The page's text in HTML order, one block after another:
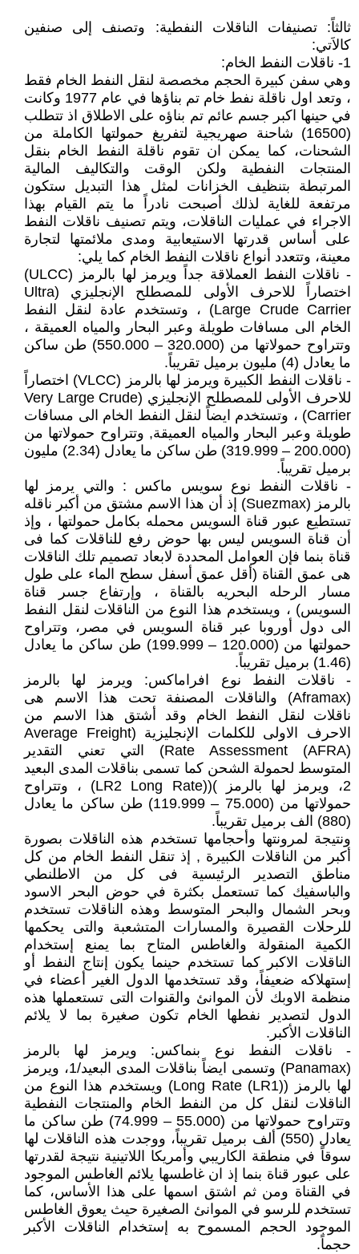
ثالثاً: تصنيفات الناقلات النفطية: وتصنف إلى صنفين
كالاَتي:
1- ناقلات النفط الخام:
وهي سفن كبيرة الحجم مخصصة لنقل النفط الخام فقط
، وتعد اول ناقلة نفط خام تم بناؤها في عام 1977 وكانت
في حينها اكبر جسم عائم تم بناؤه على الاطلاق اذ تتطلب
(16500) شاحنة صهريجية لتفريغ حمولتها الكاملة من
الشحنات، كما يمكن ان تقوم ناقلة النفط الخام بنقل
المنتجات النفطية ولكن الوقت والتكاليف المالية
المرتبطة بتنظيف الخزانات لمثل هذا التبديل ستكون
مرتفعة للغاية لذلك أصبحت نادراً ما يتم القيام بهذا
الاجراء في عمليات الناقلات، ويتم تصنيف ناقلات النفط
على أساس قدرتها الاستيعابية ومدى ملائمتها لتجارة
معينة، وتتعدد أنواع ناقلات النفط الخام كما يلي:
- ناقلات النفط العملاقة جداً ويرمز لها بالرمز (ULCC)
اختصاراً للاحرف الأولى للمصطلح الإنجليزي (Ultra
Large Crude Carrier) ، وتستخدم عادة لنقل النفط
الخام الى مسافات طويلة وعبر البحار والمياه العميقة ،
وتتراوح حمولاتها من (320.000 – 550.000) طن ساكن
ما يعادل (4) مليون برميل تقريباً.
- ناقلات النفط الكبيرة ويرمز لها بالرمز (VLCC) اختصاراً
للاحرف الأولى للمصطلح الإنجليزي (Very Large Crude
Carrier) ، وتستخدم ايضاً لنقل النفط الخام الى مسافات
طويلة وعبر البحار والمياه العميقة, وتتراوح حمولاتها من
(200.000 – 319.999) طن ساكن ما يعادل (2.34) مليون
برميل تقريباً.
- ناقلات النفط نوع سويس ماكس : والتي يرمز لها
بالرمز (Suezmax) إذ أن هذا الاسم مشتق من أكبر ناقله
تستطيع عبور قناة السويس محمله بكامل حمولتها ، وإذ
أن قناة السويس ليس بها حوض رفع للناقلات كما فى
قناة بنما فإن العوامل المحددة لابعاد تصميم تلك الناقلات
هى عمق القناة (أقل عمق أسفل سطح الماء على طول
مسار الرحله البحريه بالقناة ، وإرتفاع جسر قناة
السويس) ، ويستخدم هذا النوع من الناقلات لنقل النفط
الى دول أوروبا عبر قناة السويس في مصر، وتتراوح
حمولتها من (120.000 – 199.999) طن ساكن ما يعادل
(1.46) برميل تقريباً.
- ناقلات النفط نوع افراماكس: ويرمز لها بالرمز
(Aframax) والناقلات المصنفة تحت هذا الاسم هى
ناقلات لنقل النفط الخام وقد أشتق هذا الاسم من
الاحرف الاولى للكلمات الإنجليزية (Average Freight
Rate Assessment (AFRA)) التي تعني التقدير
المتوسط لحمولة الشحن كما تسمى بناقلات المدى البعيد
2، ويرمز لها بالرمز )((LR2 Long Rate) ، وتتراوح
حمولاتها من (75.000 – 119.999) طن ساكن ما يعادل
(880) الف برميل تقريباً.
ونتيجة لمرونتها وأحجامها تستخدم هذه الناقلات بصورة
أكبر من الناقلات الكبيرة , إذ تنقل النفط الخام من كل
مناطق التصدير الرئيسية فى كل من الاطلنطي
والباسفيك كما تستعمل بكثرة في حوض البحر الاسود
وبحر الشمال والبحر المتوسط وهذه الناقلات تستخدم
للرحلات القصيرة والمسارات المتشعبة والتى يحكمها
الكمية المنقولة والغاطس المتاح بما يمنع إستخدام
الناقلات الاكبر كما تستخدم حينما يكون إنتاج النفط أو
إستهلاكه ضعيفاً، وقد تستخدمها الدول الغير أعضاء في
منظمة الاوبك لأن الموانئ والقنوات التى تستعملها هذه
الدول لتصدير نفطها الخام تكون صغيرة بما لا يلائم
الناقلات الأكبر.
- ناقلات النفط نوع بنماكس: ويرمز لها بالرمز
(Panamax) وتسمى ايضاً بناقلات المدى البعيد/1، ويرمز
لها بالرمز (Long Rate (LR1)) ويستخدم هذا النوع من
الناقلات لنقل كل من النفط الخام والمنتجات النفطية
وتتراوح حمولاتها من (55.000 – 74.999) طن ساكن ما
يعادل (550) ألف برميل تقريباً، ووجدت هذه الناقلات لها
سوقاً في منطقة الكاريبي وأمريكا اللاتينية نتيجة لقدرتها
على عبور قناة بنما إذ ان غاطسها يلائم الغاطس الموجود
في القناة ومن ثم اشتق اسمها على هذا الأساس، كما
تستخدم للرسو في الموانئ الصغيرة حيث يعوق الغاطس
الموجود الحجم المسموح به إستخدام الناقلات الأكبر
حجماً.